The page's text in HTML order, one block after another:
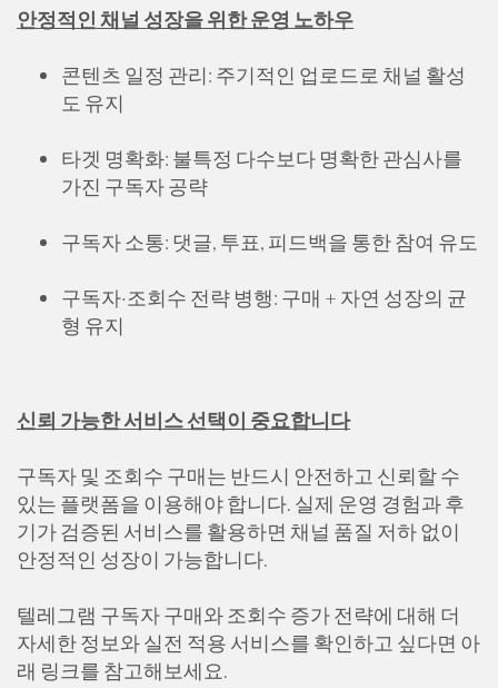
안정적인 채널 성장을 위한 운영 노하우
콘텐츠 일정 관리: 주기적인 업로드로 채널 활성
도 유지
타겟 명확화: 불특정 다수보다 명확한 관심사를
가진 구독자 공략
구독자 소통: 댓글, 투표, 피드백을 통한 참여 유도
구독자·조회수 전략 병행: 구매 + 자연 성장의 균
형 유지
신뢰 가능한 서비스 선택이 중요합니다
구독자 및 조회수 구매는 반드시 안전하고 신뢰할 수
있는 플랫폼을 이용해야 합니다. 실제 운영 경험과 후
기가 검증된 서비스를 활용하면 채널 품질 저하 없이
안정적인 성장이 가능합니다.
텔레그램 구독자 구매와 조회수 증가 전략에 대해 더
자세한 정보와 실전 적용 서비스를 확인하고 싶다면 아
래 링크를 참고해보세요.